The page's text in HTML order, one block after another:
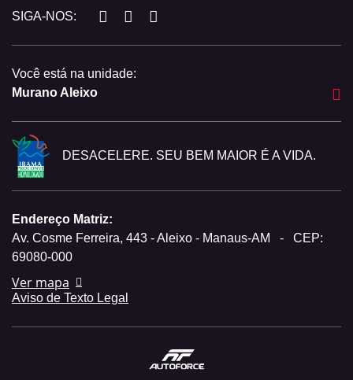
SIGA-NOS:
Você está na unidade:
Murano Aleixo
DESACELERE. SEU BEM MAIOR É A VIDA.
Endereço Matriz:
Av. Cosme Ferreira, 443 - Aleixo - Manaus-AM
-
CEP:
69080-000
Ver mapa
Aviso de Texto Legal